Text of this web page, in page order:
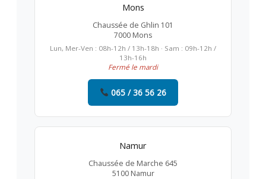
Mons
Chaussée de Ghlin 101
7000 Mons
Lun, Mer-Ven : 08h-12h / 13h-18h · Sam : 09h-12h /
13h-16h
Fermé le mardi
065 / 36 56 26
Namur
Chaussée de Marche 645
5100 Namur